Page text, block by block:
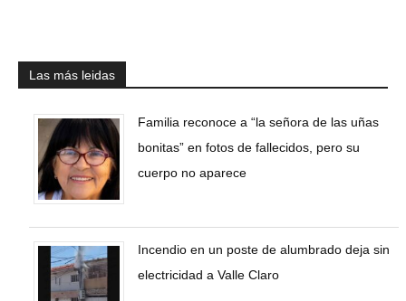
Las más leidas
Familia reconoce a “la señora de las uñas
bonitas” en fotos de fallecidos, pero su
cuerpo no aparece
Incendio en un poste de alumbrado deja sin
electricidad a Valle Claro